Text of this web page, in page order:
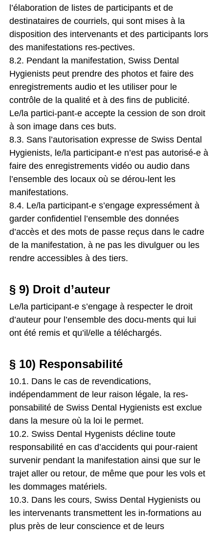
l’élaboration de listes de participants et de
destinataires de courriels, qui sont mises à la
disposition des intervenants et des participants lors
des manifestations res-pectives.
8.2. Pendant la manifestation, Swiss Dental
Hygienists peut prendre des photos et faire des
enregistrements audio et les utiliser pour le
contrôle de la qualité et à des fins de publicité.
Le/la partici-pant-e accepte la cession de son droit
à son image dans ces buts.
8.3. Sans l’autorisation expresse de Swiss Dental
Hygienists, le/la participant-e n’est pas autorisé-e à
faire des enregistrements vidéo ou audio dans
l’ensemble des locaux où se dérou-lent les
manifestations.
8.4. Le/la participant-e s’engage expressément à
garder confidentiel l’ensemble des données
d’accès et des mots de passe reçus dans le cadre
de la manifestation, à ne pas les divulguer ou les
rendre accessibles à des tiers.
§ 9) Droit d’auteur
Le/la participant-e s’engage à respecter le droit
d’auteur pour l’ensemble des docu-ments qui lui
ont été remis et qu’il/elle a téléchargés.
§ 10) Responsabilité
10.1. Dans le cas de revendications,
indépendamment de leur raison légale, la res-
ponsabilité de Swiss Dental Hygienists est exclue
dans la mesure où la loi le permet.
10.2. Swiss Dental Hygenists décline toute
responsabilité en cas d’accidents qui pour-raient
survenir pendant la manifestation ainsi que sur le
trajet aller ou retour, de même que pour les vols et
les dommages matériels.
10.3. Dans les cours, Swiss Dental Hygienists ou
les intervenants transmettent les in-formations au
plus près de leur conscience et de leurs